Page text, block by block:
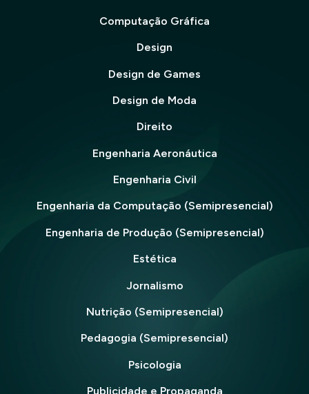
Computação Gráfica
Design
Design de Games
Design de Moda
Direito
Engenharia Aeronáutica
Engenharia Civil
Engenharia da Computação (Semipresencial)
Engenharia de Produção (Semipresencial)
Estética
Jornalismo
Nutrição (Semipresencial)
Pedagogia (Semipresencial)
Psicologia
Publicidade e Propaganda